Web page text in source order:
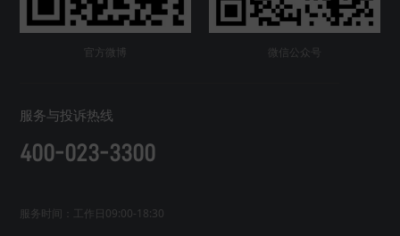
官方微博 微信公众号
服务与投诉热线
400-023-3300
服务时间：工作日09:00-18:30